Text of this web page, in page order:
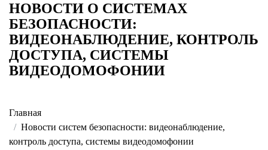
НОВОСТИ О СИСТЕМАХ
БЕЗОПАСНОСТИ:
ВИДЕОНАБЛЮДЕНИЕ, КОНТРОЛЬ
ДОСТУПА, СИСТЕМЫ
ВИДЕОДОМОФОНИИ
Главная
Новости систем безопасности: видеонаблюдение,
контроль доступа, системы видеодомофонии